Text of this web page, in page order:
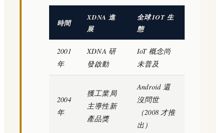
時間
XDNA 進
展
全球 IOT 生
態
2001
年
XDNA 研
發啟動
IoT 概念尚
未普及
2004
年
獲工業局
主導性新
產品獎
Android 還
沒問世
（2008 才推
出）